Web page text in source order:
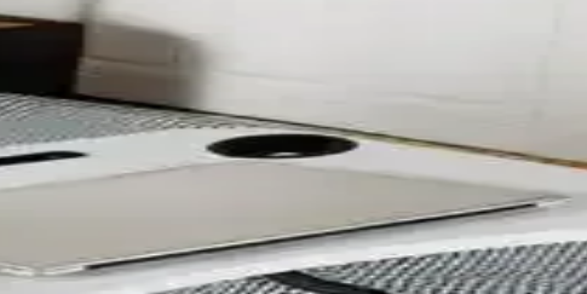
yaratabilir. Tasarımda bölücü kapılar ve havalandırma sistemleriyle denge
dayanıklılık sağlanır. İşleme öncesi hazırlık ve uygun depolama
Projesi
bir araya getiriyor. Proje, atölye düzeni ve depolama çözümlerinde
Analizi